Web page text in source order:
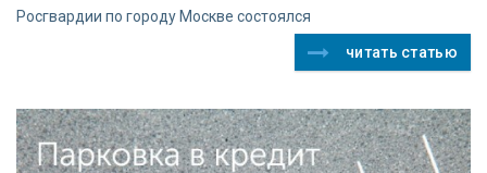
Росгвардии по городу Москве состоялся
читать статью